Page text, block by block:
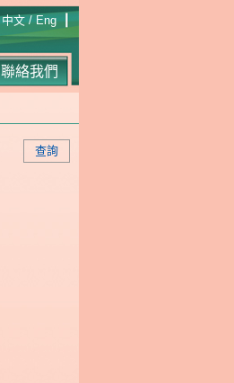
聯絡我們
中文 /Eng
查詢